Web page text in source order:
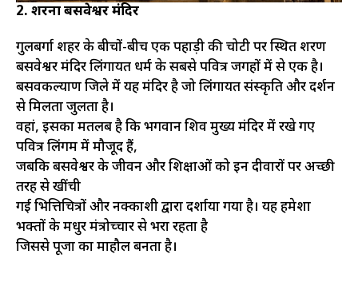
2. शरना बसवेश्वर मंदिर
गुलबर्गा शहर के बीचों-बीच एक पहाड़ी की चोटी पर स्थित शरण
बसवेश्वर मंदिर लिंगायत धर्म के सबसे पवित्र जगहों में से एक है।
बसवकल्याण जिले में यह मंदिर है जो लिंगायत संस्कृति और दर्शन
से मिलता जुलता है।
वहां, इसका मतलब है कि भगवान शिव मुख्य मंदिर में रखे गए
पवित्र लिंगम में मौजूद हैं,
जबकि बसवेश्वर के जीवन और शिक्षाओं को इन दीवारों पर अच्छी
तरह से खींची
गई भित्तिचित्रों और नक्काशी द्वारा दर्शाया गया है। यह हमेशा
भक्तों के मधुर मंत्रोच्चार से भरा रहता है
जिससे पूजा का माहौल बनता है।